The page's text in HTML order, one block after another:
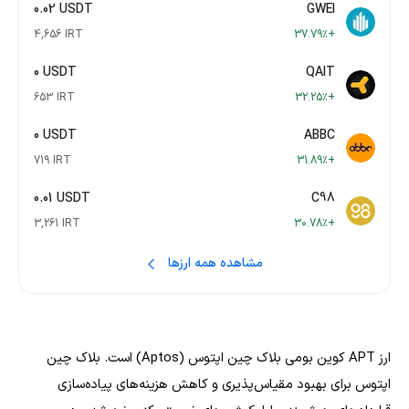
ارز APT کوین بومی بلاک چین اپتوس (Aptos) است. بلاک چین
اپتوس برای بهبود مقیاس‌پذیری و کاهش هزینه‌های پیاده‌سازی
GWEI
0.02 USDT
+37.79٪ 4,656 IRT
QAIT
0 USDT
+32.25٪ 653 IRT
ABBC
0 USDT
+31.89٪ 719 IRT
C98
0.01 USDT
+30.78٪ 3,261 IRT
مشاهده همه ارزها